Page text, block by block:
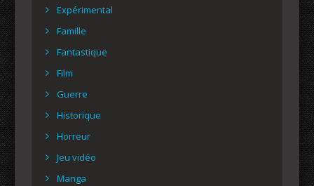
Expérimental
Famille
Fantastique
Film
Guerre
Historique
Horreur
Jeu vidéo
Manga